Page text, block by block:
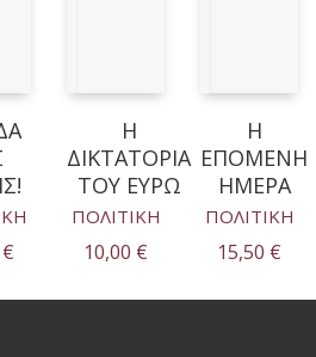
€
Η
ΔΙΚΤΑΤΟΡΙΑ
ΤΟΥ ΕΥΡΩ
ΠΟΛΙΤΙΚΗ
10,00 €
Η
ΕΠΟΜΕΝΗ
ΗΜΕΡΑ
ΠΟΛΙΤΙΚΗ
15,50 €